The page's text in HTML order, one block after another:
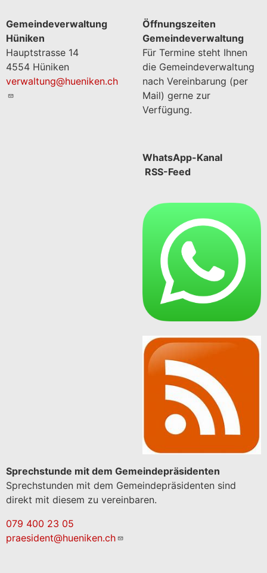
Gemeindeverwaltung
Hüniken
Hauptstrasse 14
4554 Hüniken
verwaltung@hueniken.ch
Öffnungszeiten
Gemeindeverwaltung
Für Termine steht Ihnen
die Gemeindeverwaltung
nach Vereinbarung (per
Mail) gerne zur
Verfügung.
WhatsApp-Kanal
RSS-Feed
Sprechstunde mit dem Gemeindepräsidenten
Sprechstunden mit dem Gemeindepräsidenten sind
direkt mit diesem zu vereinbaren.
079 400 23 05
praesident@hueniken.ch